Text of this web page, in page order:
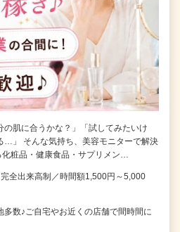
の肌に合うかな？」「試してみたいけ
…」 そんな気持ち、美容モニターで解決
化粧品・健康食品・サプリメン…
全出来高制／時間額1,500円～5,000
数♪ご自宅やお近くの店舗で間時間に